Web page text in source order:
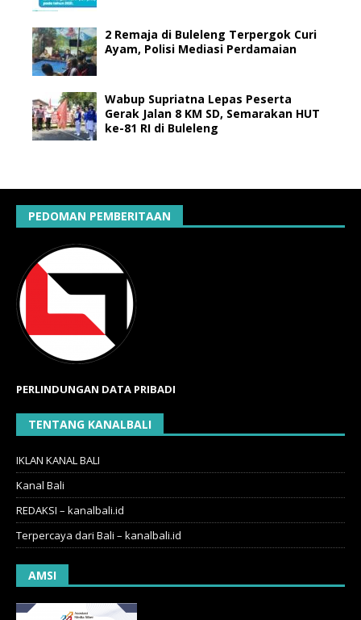
2 Remaja di Buleleng Terpergok Curi
Ayam, Polisi Mediasi Perdamaian
Wabup Supriatna Lepas Peserta
Gerak Jalan 8 KM SD, Semarakan HUT
ke-81 RI di Buleleng
PEDOMAN PEMBERITAAN
PERLINDUNGAN DATA PRIBADI
TENTANG KANALBALI
IKLAN KANAL BALI
Kanal Bali
REDAKSI – kanalbali.id
Terpercaya dari Bali – kanalbali.id
AMSI